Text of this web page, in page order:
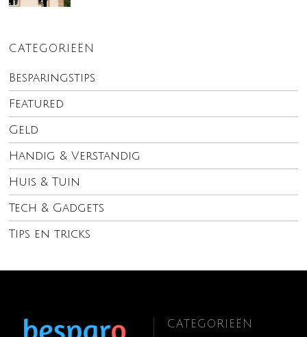
CATEGORIEËN
Besparingstips
Featured
Geld
Handig & Verstandig
Huis & Tuin
Tech & Gadgets
Tips en tricks
CATEGORIEËN